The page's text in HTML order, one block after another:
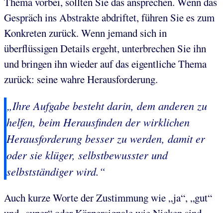
Gespräch ins Abstrakte abdriftet, führen Sie es zum
Konkreten zurück. Wenn jemand sich in
überflüssigen Details ergeht, unterbrechen Sie ihn
und bringen ihn wieder auf das eigentliche Thema
zurück: seine wahre Herausforderung.
„Ihre Aufgabe besteht darin, dem anderen zu
helfen, beim Herausfinden der wirklichen
Herausforderung besser zu werden, damit er
oder sie klüger, selbstbewusster und
selbstständiger wird.“
Auch kurze Worte der Zustimmung wie „ja“, „gut“